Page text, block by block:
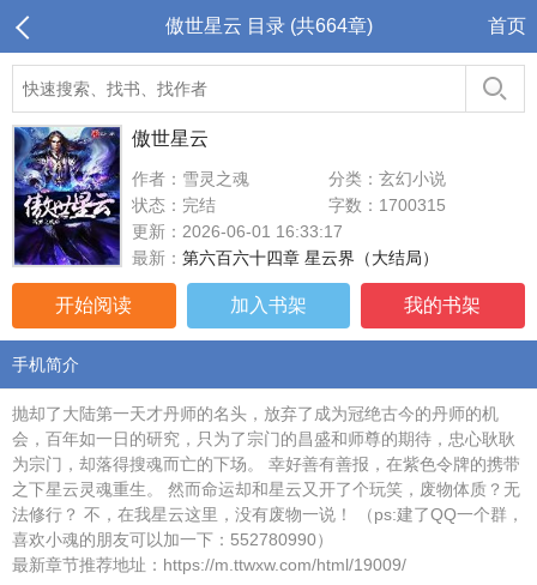
傲世星云 目录 (共664章) 首页
傲世星云
作者：雪灵之魂
分类：玄幻小说
状态：完结
字数：1700315
更新：2026-06-01 16:33:17
最新： 第六百六十四章 星云界（大结局）
开始阅读 加入书架 我的书架
手机简介
抛却了大陆第一天才丹师的名头，放弃了成为冠绝古今的丹师的机
会，百年如一日的研究，只为了宗门的昌盛和师尊的期待，忠心耿耿
为宗门，却落得搜魂而亡的下场。 幸好善有善报，在紫色令牌的携带
之下星云灵魂重生。 然而命运却和星云又开了个玩笑，废物体质？无
法修行？ 不，在我星云这里，没有废物一说！ （ps:建了QQ一个群，
喜欢小魂的朋友可以加一下：552780990）
最新章节推荐地址：https://m.ttwxw.com/html/19009/